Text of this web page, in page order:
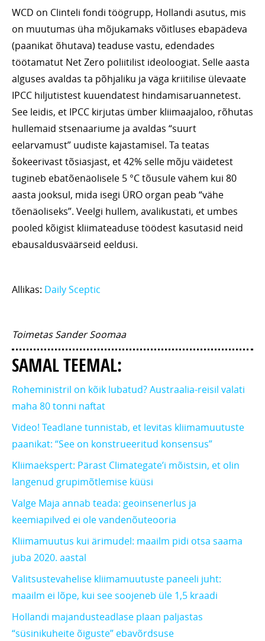
WCD on Clinteli fondi töögrupp, Hollandi asutus, mis
on muutumas üha mõjukamaks võitluses ebapädeva
(paanikat õhutava) teaduse vastu, edendades
töötamatut Net Zero poliitilist ideoloogiat. Selle aasta
alguses avaldas ta põhjaliku ja väga kriitilise ülevaate
IPCC hiljutistest kuuendatest hindamisaruannetest.
See leidis, et IPCC kirjutas ümber kliimaajaloo, rõhutas
hullemaid stsenaariume ja avaldas “suurt
eelarvamust” uudiste kajastamisel. Ta teatas
šokeerivast tõsiasjast, et 42% selle mõju väidetest
tugineb ebatõenäolisele 5 °C tõusule vähem kui 80
aasta jooksul, mida isegi ÜRO organ peab “vähe
tõenäoliseks”. Veelgi hullem, avalikustati, et umbes
pooled kõigist kliimateaduse töödest kasutasid neid
ebausaldusväärseid eeldusi.
Allikas: Daily Sceptic
Toimetas Sander Soomaa
SAMAL TEEMAL:
Roheministril on kõik lubatud? Austraalia-reisil valati
maha 80 tonni naftat
Video! Teadlane tunnistab, et levitas kliimamuutuste
paanikat: “See on konstrueeritud konsensus”
Kliimaekspert: Pärast Climategate’i mõistsin, et olin
langenud grupimõtlemise küüsi
Valge Maja annab teada: geoinsenerlus ja
keemiapilved ei ole vandenõuteooria
Kliimamuutus kui ärimudel: maailm pidi otsa saama
juba 2020. aastal
Valitsustevahelise kliimamuutuste paneeli juht:
maailm ei lõpe, kui see soojeneb üle 1,5 kraadi
Hollandi majandusteadlase plaan paljastas
“süsinikuheite õiguste” ebavõrdsuse